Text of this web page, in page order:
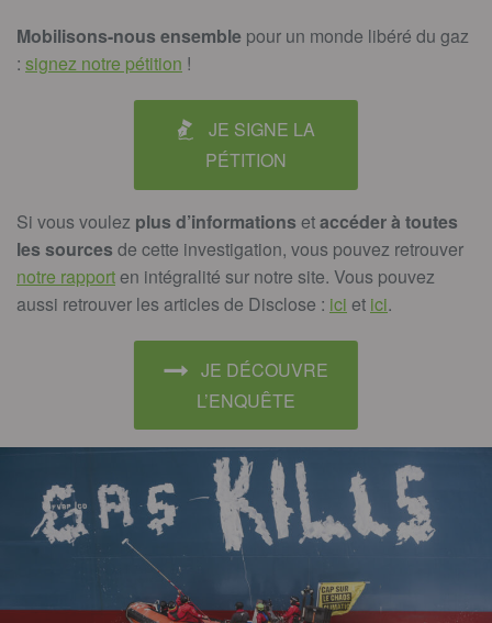
Mobilisons-nous ensemble pour un monde libéré du gaz
: signez notre pétition !
JE SIGNE LA
PÉTITION
Si vous voulez plus d’informations etaccéder à toutes
les sources de cette investigation, vous pouvez retrouver
notre rapporten intégralité sur notre site. Vous pouvez
aussi retrouver les articles de Disclose : ici et ici.
JE DÉCOUVRE
L’ENQUÊTE